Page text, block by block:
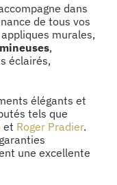
dans
de tous vos
murales,
,
éclairés,
élégants et
tels que
et Roger Pradier.
une excellente